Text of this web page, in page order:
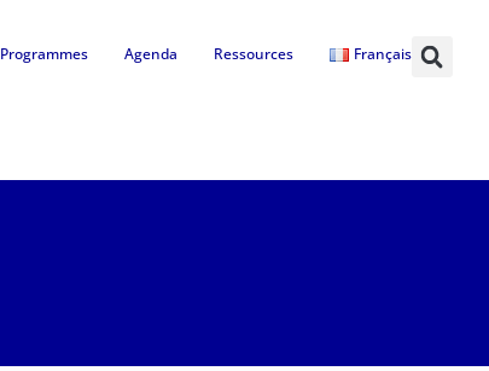
Programmes Agenda Ressources Français